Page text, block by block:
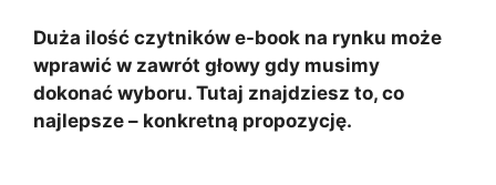
Duża ilość czytników e-book na rynku może
wprawić w zawrót głowy gdy musimy
dokonać wyboru. Tutaj znajdziesz to, co
najlepsze – konkretną propozycję.